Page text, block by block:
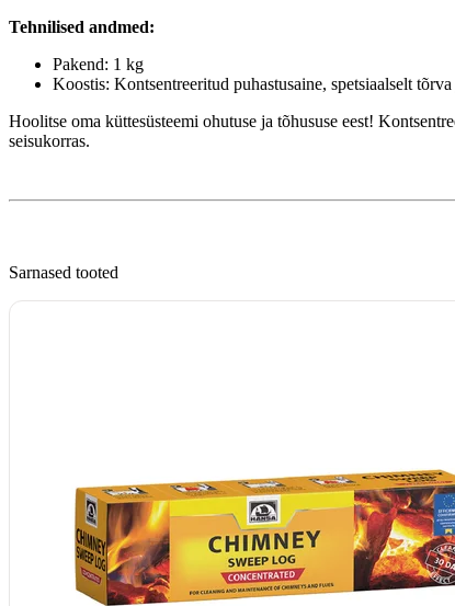
Tehnilised andmed:
Pakend: 1 kg
Koostis: Kontsentreeritud puhastusaine, spetsiaalselt
Hoolitse oma küttesüsteemi ohutuse ja tõhususe eest!
seisukorras.
Sarnased tooted